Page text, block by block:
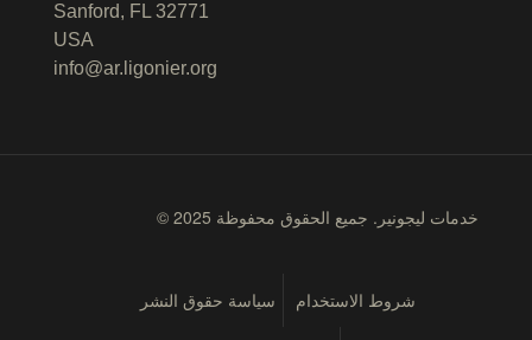
Sanford, FL 32771
USA
info@ar.ligonier.org
© 2025 خدمات ليجونير. جميع الحقوق محفوظة
شروط الاستخدام سياسة حقوق النشر